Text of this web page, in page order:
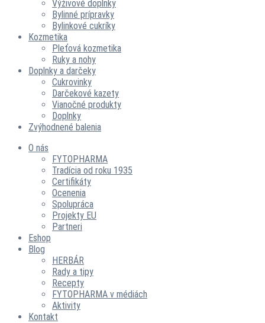
Výživové doplnky
Bylinné prípravky
Bylinkové cukríky
Kozmetika
Pleťová kozmetika
Ruky a nohy
Doplnky a darčeky
Cukrovinky
Darčekové kazety
Vianočné produkty
Doplnky
Zvýhodnené balenia
O nás
FYTOPHARMA
Tradícia od roku 1935
Certifikáty
Ocenenia
Spolupráca
Projekty EU
Partneri
Eshop
Blog
HERBÁR
Rady a tipy
Recepty
FYTOPHARMA v médiách
Aktivity
Kontakt